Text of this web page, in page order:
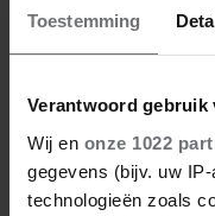
Toestemming
Verantwoord gebruik
Wij en onze 1022
gegevens (bijv. uw
technologieën zoals
26 mei 2025